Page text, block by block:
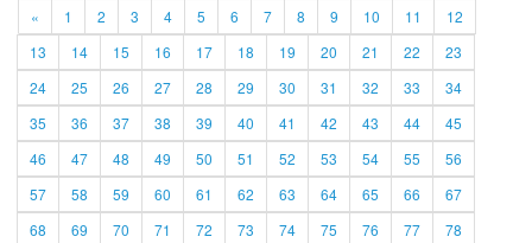
« 1 2 3 4 5 6 7 8 9 10 11
12
13
14 15 16 17 18 19 20 21 22
23
24
25 26 27 28 29 30 31 32 33
34
35
36 37 38 39 40 41 42 43 44
45
46
47 48 49 50 51 52 53 54 55
56
57
58 59 60 61 62 63 64 65 66
67
68
69 70 71 72 73 74 75 76 77 78